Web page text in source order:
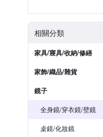
相關分類
家具/寢具/收納/修繕
家飾/織品/雜貨
鏡子
全身鏡/穿衣鏡/壁鏡
桌鏡/化妝鏡